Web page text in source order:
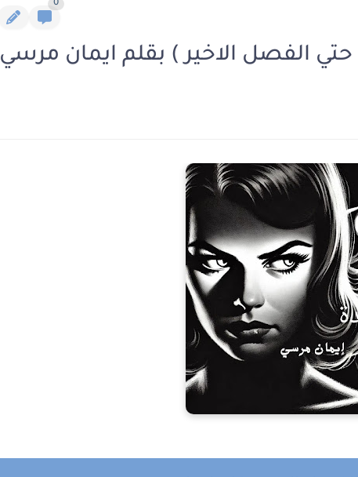
0
الفصل الاخير ) بقلم ايمان مرسي